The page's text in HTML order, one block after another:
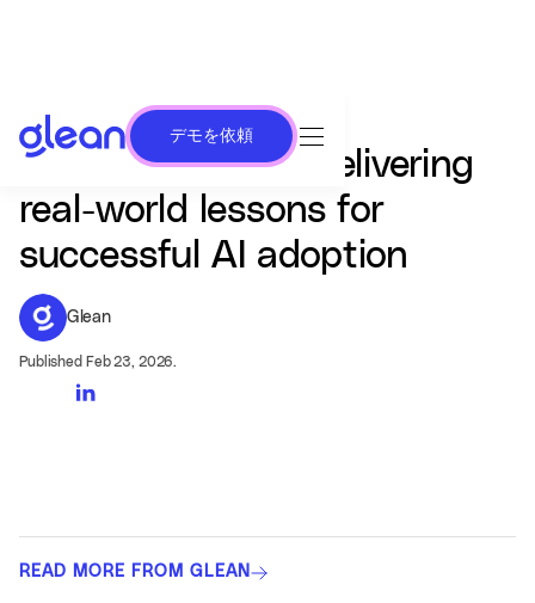
デモを依頼
Work AI Institute delivering
real-world lessons for
successful AI adoption
Glean
Published Feb 23, 2026.
READ MORE FROM GLEAN